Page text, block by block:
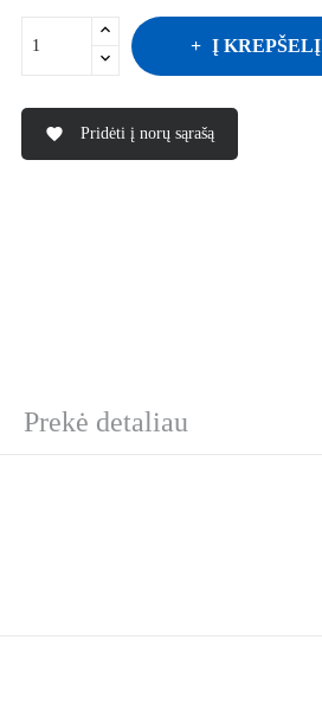
Į KREPŠELĮ
favorite Pridėti į norų sąrašą
Prekė detaliau